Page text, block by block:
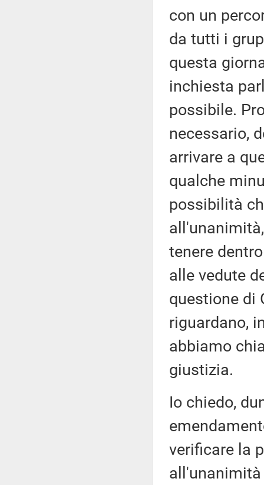
con un
da tutti i
questa
inchiesta
possibile.
necessario,
arrivare a
qualche
possibilità
tenere
alle vedute
questione di
riguardano,
abbiamo
giustizia.
Io chiedo,
verificare la
all'unanimità